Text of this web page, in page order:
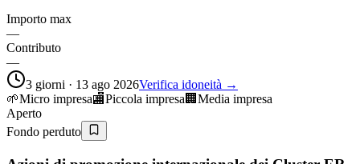
Importo max
—
Contributo
—
3 giorni · 13 ago 2026Verifica idoneità →
🌱Micro impresa🏬Piccola impresa 🏢 Media impresa
Aperto
Fondo perduto